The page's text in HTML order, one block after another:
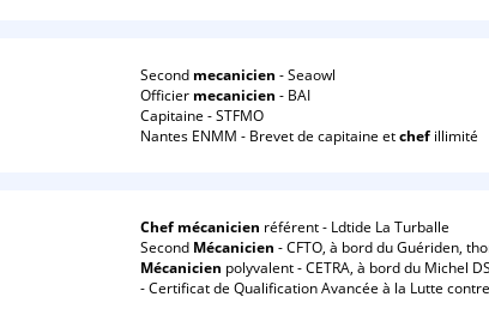
Second mecanicien - Seaowl
Officier mecanicien - BAI
Capitaine - STFMO
Nantes ENMM - Brevet de capitaine etchef illimité
Chef mécanicien référent - Ldtide La Turballe
Second Mécanicien - CFTO, à bord du Guériden,
Mécanicien polyvalent - CETRA, à bord du Michel
- Certificat de Qualification Avancée à la Lutte